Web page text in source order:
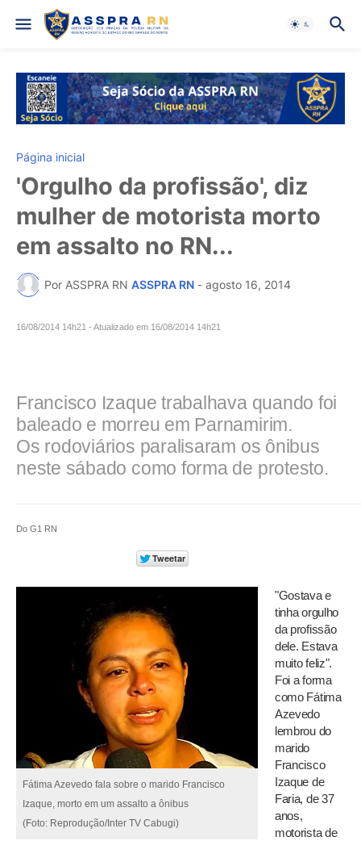
Página inicial
'Orgulho da profissão', diz
mulher de motorista morto
em assalto no RN...
Por ASSPRA RN ASSPRA RN - agosto 16, 2014
16/08/2014 14h21 - Atualizado em 16/08/2014 14h21
Francisco Izaque trabalhava quando foi
baleado e morreu em Parnamirim.
Os rodoviários paralisaram os ônibus
neste sábado como forma de protesto.
Do G1 RN
Fátima Azevedo fala sobre o marido Francisco
Izaque, morto em um assalto a ônibus
(Foto: Reprodução/Inter TV Cabugi)
"Gostava e
tinha orgulho
da profissão
dele. Estava
muito feliz".
Foi a forma
como Fátima
Azevedo
lembrou do
marido
Francisco
Izaque de
Faria, de 37
anos,
motorista de